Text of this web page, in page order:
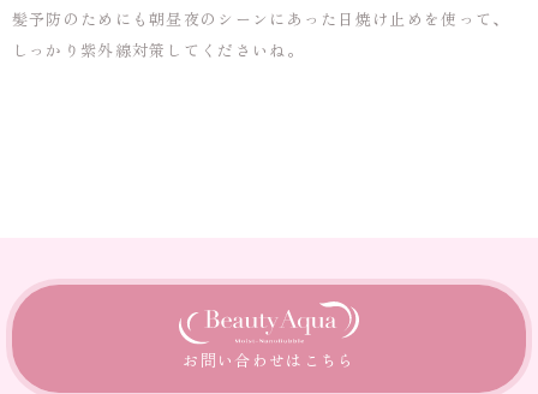
髪予防のためにも朝昼夜のシーンにあった日焼け止めを使って、
しっかり紫外線対策してくださいね。
お問い合わせは こちら